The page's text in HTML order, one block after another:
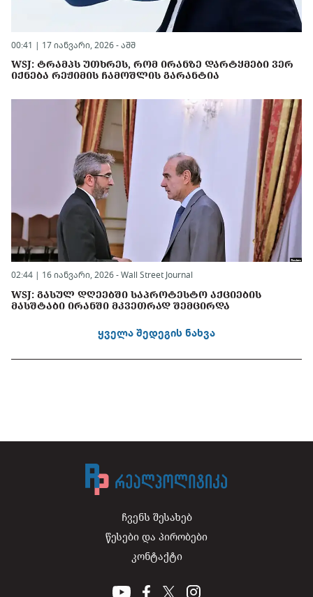
00:41 | 17 იანვარი, 2026 - აშშ
WSJ: ᲢᲠᲐᲛᲞᲡ ᲣᲗᲮᲠᲔᲡ, ᲠᲝᲛ ᲘᲠᲐᲜᲖᲔ ᲓᲐᲠᲢᲧᲛᲔᲑᲘ ᲕᲔᲠ
ᲘᲥᲜᲔᲑᲐ ᲠᲔᲟᲘᲛᲘᲡ ᲩᲐᲛᲝᲨᲚᲘᲡ ᲒᲐᲠᲐᲜᲢᲘᲐ
02:44 | 16 იანვარი, 2026 - Wall Street Journal
WSJ: ᲒᲐᲡᲣᲚ ᲓᲦᲔᲔᲑᲨᲘ ᲡᲐᲞᲠᲝᲢᲔᲡᲢᲝ ᲐᲥᲪᲘᲔᲑᲘᲡ
ᲛᲐᲡᲨᲢᲐᲑᲘ ᲘᲠᲐᲜᲨᲘ ᲛᲙᲕᲔᲗᲠᲐᲓ ᲨᲔᲛᲪᲘᲠᲓᲐ
ყველა შედეგის ნახვა
ჩვენს შესახებ
წესები და პირობები
კონტაქტი